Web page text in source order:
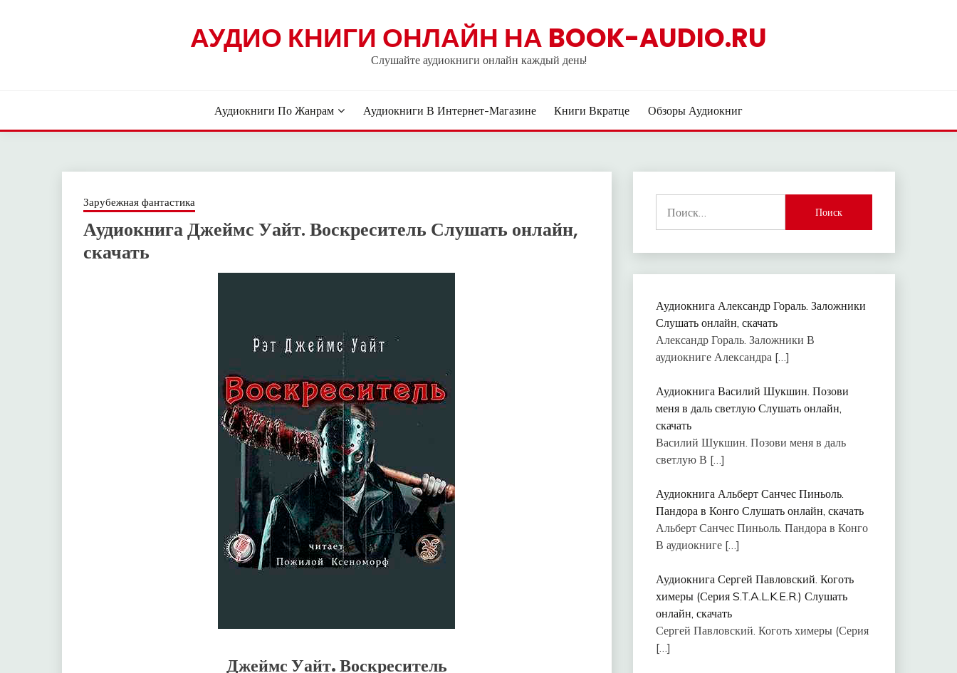
АУДИО КНИГИ ОНЛАЙН НА BOOK-AUDIO.RU
Слушайте аудиокниги онлайн каждый день!
Аудиокниги По Жанрам Аудиокниги В Интернет-Магазине Книги Вкратце Обзоры Аудиокниг
Зарубежная фантастика
Аудиокнига Джеймс Уайт. Воскреситель Слушать онлайн,
скачать
Джеймс Уайт. Воскреситель
Аудиокнига Александр Гораль. Заложники
Слушать онлайн, скачать
Александр Гораль. Заложники В
аудиокниге Александра […]
Аудиокнига Василий Шукшин. Позови
меня в даль светлую Слушать онлайн,
скачать
Василий Шукшин. Позови меня в даль
светлую В […]
Аудиокнига Альберт Санчес Пиньоль.
Пандора в Конго Слушать онлайн, скачать
Альберт Санчес Пиньоль. Пандора в Конго
В аудиокниге […]
Аудиокнига Сергей Павловский. Коготь
химеры (Серия S.T.A.L.K.E.R.) Слушать
онлайн, скачать
Сергей Павловский. Коготь химеры (Серия
[…]